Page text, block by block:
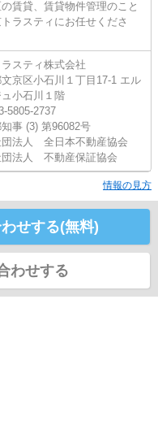
賃貸、賃貸物件管理のこと
ラスティにお任せくださ
スティ株式会社
京区小石川１丁目17-1 エル
小石川１階
5805-2737
事 (3) 第96082号
団法人 全日本不動産協会
団法人 不動産保証協会
情報の見方
せする(無料)
わせする